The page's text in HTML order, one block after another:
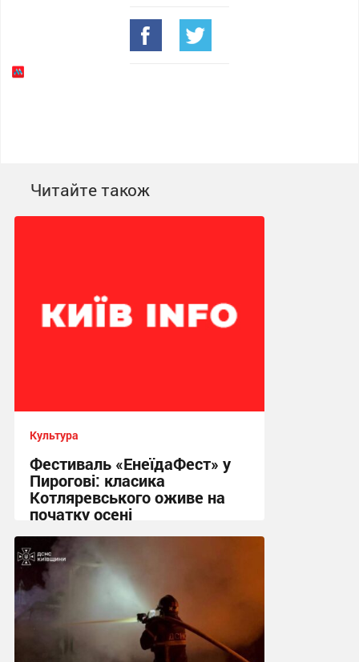
Читайте також
Культура
Фестиваль «ЕнеїдаФест» у
Пирогові: класика
Котляревського оживе на
початку осені
05:22 сьогодні